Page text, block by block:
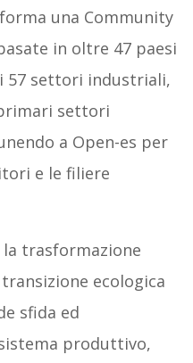
una Community
in oltre 47 paesi
57 settori industriali,
settori
a Open-es per
e le filiere
trasformazione
ecologica
sfida ed
produttivo,